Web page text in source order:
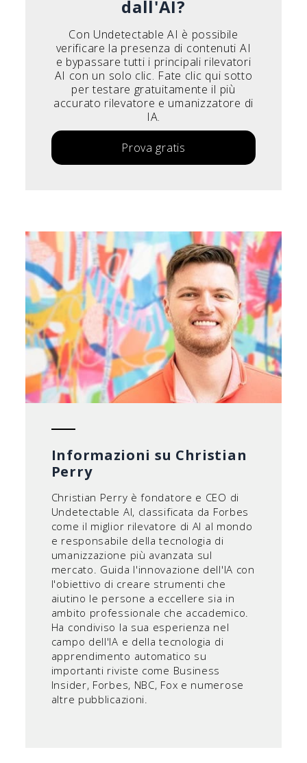
dall'AI?
Con Undetectable AI è possibile
verificare la presenza di contenuti AI
e bypassare tutti i principali rilevatori
AI con un solo clic. Fate clic qui sotto
per testare gratuitamente il più
accurato rilevatore e umanizzatore di
IA.
Prova gratis
Informazioni su Christian
Perry
Christian Perry è fondatore e CEO di
Undetectable AI, classificata da Forbes
come il miglior rilevatore di AI al mondo
e responsabile della tecnologia di
umanizzazione più avanzata sul
mercato. Guida l'innovazione dell'IA con
l'obiettivo di creare strumenti che
aiutino le persone a eccellere sia in
ambito professionale che accademico.
Ha condiviso la sua esperienza nel
campo dell'IA e della tecnologia di
apprendimento automatico su
importanti riviste come Business
Insider, Forbes, NBC, Fox e numerose
altre pubblicazioni.